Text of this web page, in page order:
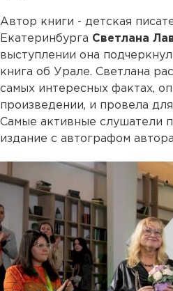
Автор книги - детская
Екатеринбурга Светлана
выступлении она
книга об Урале. Светлана
самых интересных фактах,
произведении, и провела
Самые активные слушатели
издание с автографом